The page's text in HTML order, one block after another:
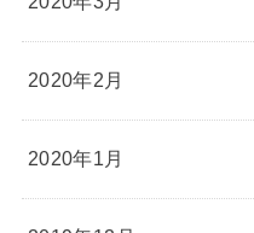
2020年2月
2020年1月